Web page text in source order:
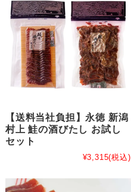
【送料当社負担】永徳 新潟
村上 鮭の酒びたし お試し
セット
¥3,315(税込)